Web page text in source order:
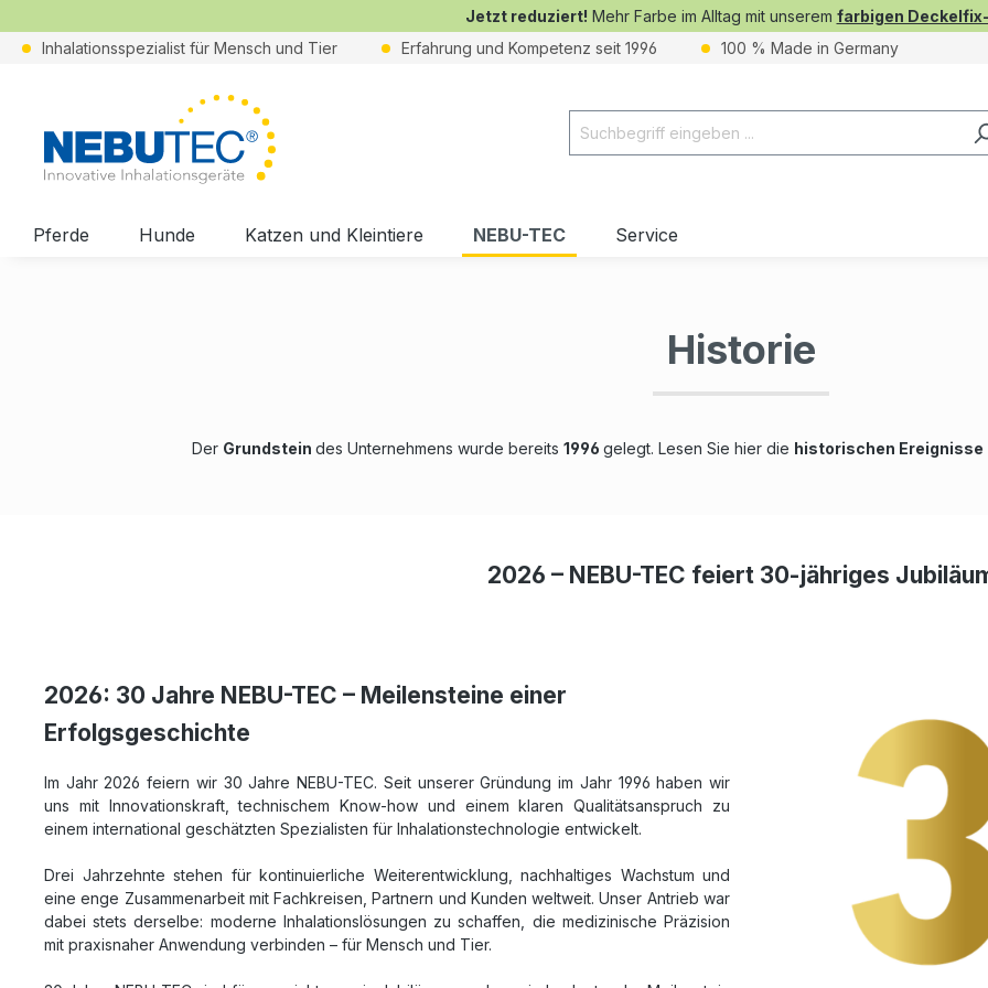
Jetzt reduziert! Mehr Farbe im Alltag mit unserem farbigen
Inhalationsspezialist für Mensch und Tier
Erfahrung und Kompetenz seit 1996 100 % Made in Germany
Pferde Hunde Katzen und Kleintiere NEBU-TEC Service
Historie
Der Grundstein des Unternehmens wurde bereits 1996 gelegt. Lesen Sie hier die historischen Ereignisse
2026 – NEBU-TEC feiert 30-jähriges
2026: 30 Jahre NEBU-TEC – Meilensteine einer
Erfolgsgeschichte
Im Jahr 2026 feiern wir 30 Jahre NEBU-TEC. Seit unserer Gründung im Jahr 1996 haben wir
uns mit Innovationskraft, technischem Know-how und einem klaren Qualitätsanspruch zu
einem international geschätzten Spezialisten für Inhalationstechnologie entwickelt.
Drei Jahrzehnte stehen für kontinuierliche Weiterentwicklung, nachhaltiges Wachstum und
eine enge Zusammenarbeit mit Fachkreisen, Partnern und Kunden weltweit. Unser Antrieb war
dabei stets derselbe: moderne Inhalationslösungen zu schaffen, die medizinische Präzision
mit praxisnaher Anwendung verbinden – für Mensch und Tier.